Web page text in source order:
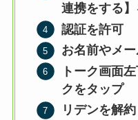
連携をする
認証を許可
お名前やメ
トーク画面
クをタップ
リデンを解